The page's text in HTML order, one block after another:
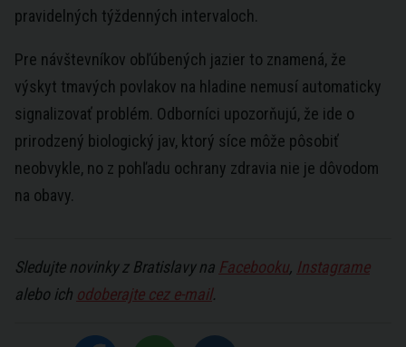
pravidelných týždenných intervaloch.
Pre návštevníkov obľúbených jazier to znamená, že
výskyt tmavých povlakov na hladine nemusí automaticky
signalizovať problém. Odborníci upozorňujú, že ide o
prirodzený biologický jav, ktorý síce môže pôsobiť
neobvykle, no z pohľadu ochrany zdravia nie je dôvodom
na obavy.
Sledujte novinky z Bratislavy na Facebooku, Instagrame
alebo ich odoberajte cez e-mail.